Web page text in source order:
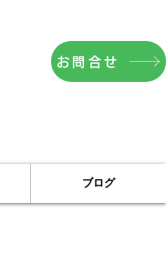
お問合せ
Products
ブログ